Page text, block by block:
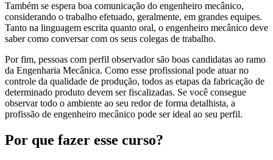
Também se espera boa comunicação do engenheiro mecânico,
considerando o trabalho efetuado, geralmente, em grandes equipes.
Tanto na linguagem escrita quanto oral, o engenheiro mecânico deve
saber como conversar com os seus colegas de trabalho.
Por fim, pessoas com perfil observador são boas candidatas ao ramo
da Engenharia Mecânica. Como esse profissional pode atuar no
controle da qualidade de produção, todos as etapas da fabricação de
determinado produto devem ser fiscalizadas. Se você consegue
observar todo o ambiente ao seu redor de forma detalhista, a
profissão de engenheiro mecânico pode ser ideal ao seu perfil.
Por que fazer esse curso?